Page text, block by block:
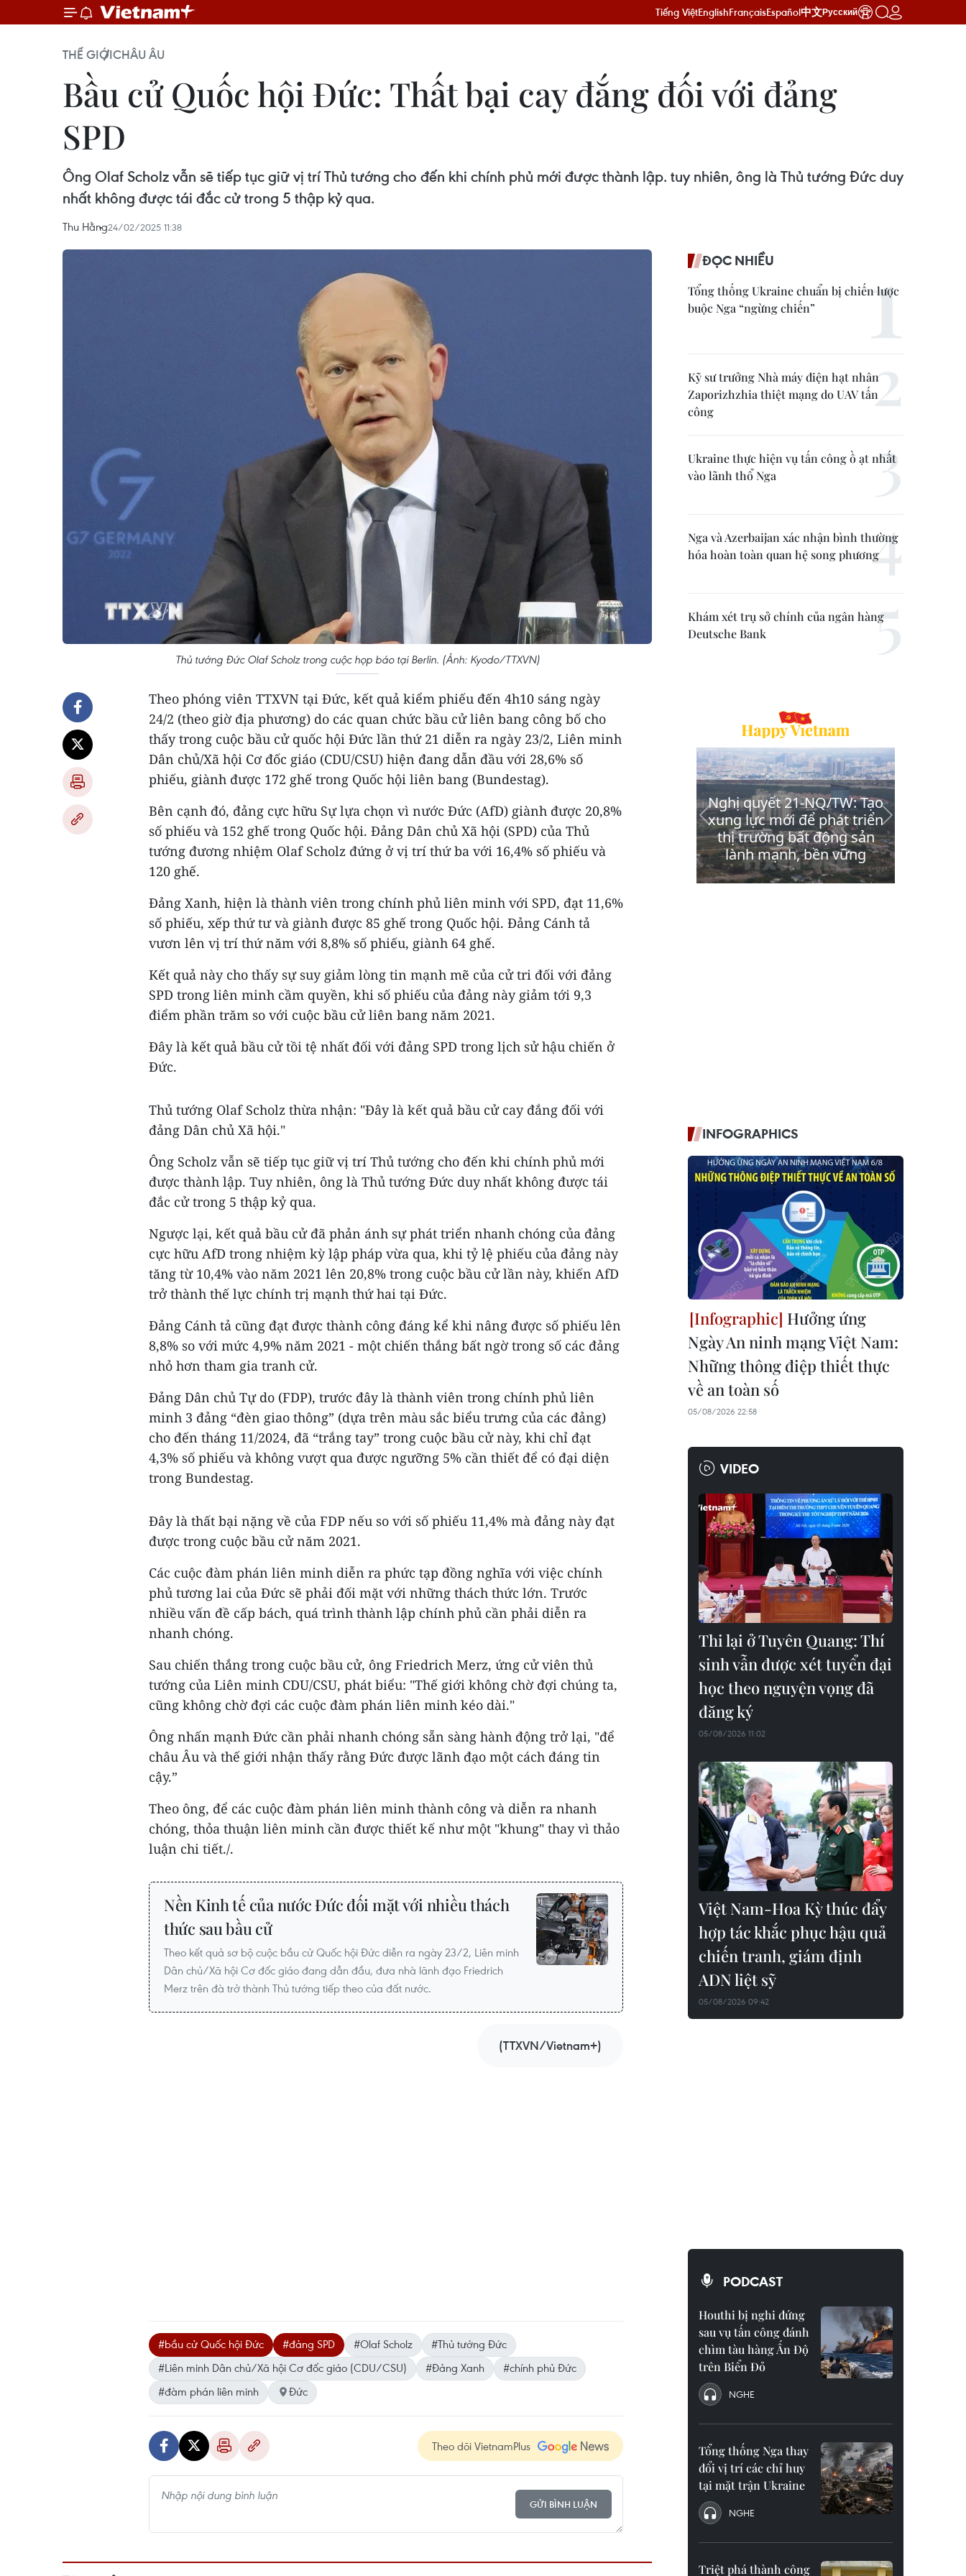
Tiếng ViệtEnglishFrançaisEspañol中文Русский
THẾ GIỚICHÂU ÂU
Bầu cử Quốc hội Đức: Thất bại cay đắng đối với đảng
SPD
Ông Olaf Scholz vẫn sẽ tiếp tục giữ vị trí Thủ tướng cho đến khi chính phủ mới được thành lập. tuy nhiên, ông là Thủ tướng Đức duy
nhất không được tái đắc cử trong 5 thập kỷ qua.
Thu Hằng24/02/2025 11:38
Thủ tướng Đức Olaf Scholz trong cuộc họp báo tại Berlin. (Ảnh: Kyodo/TTXVN)
Theo phóng viên TTXVN tại Đức, kết quả kiểm phiếu đến 4h10 sáng ngày
24/2 (theo giờ địa phương) do các quan chức bầu cử liên bang công bố cho
thấy trong cuộc bầu cử quốc hội Đức lần thứ 21 diễn ra ngày 23/2, Liên minh
Dân chủ/Xã hội Cơ đốc giáo (CDU/CSU) hiện đang dẫn đầu với 28,6% số
phiếu, giành được 172 ghế trong Quốc hội liên bang (Bundestag).
Bên cạnh đó, đảng cực hữu Sự lựa chọn vì nước Đức (AfD) giành được 20,8%
số phiếu và 152 ghế trong Quốc hội. Đảng Dân chủ Xã hội (SPD) của Thủ
tướng đương nhiệm Olaf Scholz đứng ở vị trí thứ ba với 16,4% số phiếu và
120 ghế.
Đảng Xanh, hiện là thành viên trong chính phủ liên minh với SPD, đạt 11,6%
số phiếu, xếp thứ tư và giành được 85 ghế trong Quốc hội. Đảng Cánh tả
vươn lên vị trí thứ năm với 8,8% số phiếu, giành 64 ghế.
Kết quả này cho thấy sự suy giảm lòng tin mạnh mẽ của cử tri đối với đảng
SPD trong liên minh cầm quyền, khi số phiếu của đảng này giảm tới 9,3
điểm phần trăm so với cuộc bầu cử liên bang năm 2021.
Đây là kết quả bầu cử tồi tệ nhất đối với đảng SPD trong lịch sử hậu chiến ở
Đức.
Thủ tướng Olaf Scholz thừa nhận: "Đây là kết quả bầu cử cay đắng đối với
đảng Dân chủ Xã hội."
Ông Scholz vẫn sẽ tiếp tục giữ vị trí Thủ tướng cho đến khi chính phủ mới
được thành lập. Tuy nhiên, ông là Thủ tướng Đức duy nhất không được tái
đắc cử trong 5 thập kỷ qua.
Ngược lại, kết quả bầu cử đã phản ánh sự phát triển nhanh chóng của đảng
cực hữu AfD trong nhiệm kỳ lập pháp vừa qua, khi tỷ lệ phiếu của đảng này
tăng từ 10,4% vào năm 2021 lên 20,8% trong cuộc bầu cử lần này, khiến AfD
trở thành thế lực chính trị mạnh thứ hai tại Đức.
Đảng Cánh tả cũng đạt được thành công đáng kể khi nâng được số phiếu lên
8,8% so với mức 4,9% năm 2021 - một chiến thắng bất ngờ trong số các đảng
nhỏ hơn tham gia tranh cử.
Đảng Dân chủ Tự do (FDP), trước đây là thành viên trong chính phủ liên
minh 3 đảng “đèn giao thông” (dựa trên màu sắc biểu trưng của các đảng)
cho đến tháng 11/2024, đã “trắng tay” trong cuộc bầu cử này, khi chỉ đạt
4,3% số phiếu và không vượt qua được ngưỡng 5% cần thiết để có đại diện
trong Bundestag.
Đây là thất bại nặng về của FDP nếu so với số phiếu 11,4% mà đảng này đạt
được trong cuộc bầu cử năm 2021.
Các cuộc đàm phán liên minh diễn ra phức tạp đồng nghĩa với việc chính
phủ tương lai của Đức sẽ phải đối mặt với những thách thức lớn. Trước
nhiều vấn đề cấp bách, quá trình thành lập chính phủ cần phải diễn ra
nhanh chóng.
Sau chiến thắng trong cuộc bầu cử, ông Friedrich Merz, ứng cử viên thủ
tướng của Liên minh CDU/CSU, phát biểu: "Thế giới không chờ đợi chúng ta,
cũng không chờ đợi các cuộc đàm phán liên minh kéo dài."
Ông nhấn mạnh Đức cần phải nhanh chóng sẵn sàng hành động trở lại, "để
châu Âu và thế giới nhận thấy rằng Đức được lãnh đạo một cách đáng tin
cậy.”
Theo ông, để các cuộc đàm phán liên minh thành công và diễn ra nhanh
chóng, thỏa thuận liên minh cần được thiết kế như một "khung" thay vì thảo
luận chi tiết./.
Nền Kinh tế của nước Đức đối mặt với nhiều thách
thức sau bầu cử
Theo kết quả sơ bộ cuộc bầu cử Quốc hội Đức diễn ra ngày 23/2, Liên minh
Dân chủ/Xã hội Cơ đốc giáo đang dẫn đầu, đưa nhà lãnh đạo Friedrich
Merz trên đà trở thành Thủ tướng tiếp theo của đất nước.
(TTXVN/Vietnam+)
#bầu cử Quốc hội Đức #đảng SPD #Olaf Scholz
#Thủ tướng Đức
#Liên minh Dân chủ/Xã hội Cơ đốc giáo (CDU/CSU)
#Đảng Xanh
#chính phủ Đức
#đàm phán liên minh
Đức
Theo dõi VietnamPlus
GỬI BÌNH LUẬN
ĐỌC NHIỀU
Tổng thống Ukraine chuẩn bị chiến lược
buộc Nga “ngừng chiến”
Kỹ sư trưởng Nhà máy điện hạt nhân
Zaporizhzhia thiệt mạng do UAV tấn
công
Ukraine thực hiện vụ tấn công ồ ạt nhất
vào lãnh thổ Nga
Nga và Azerbaijan xác nhận bình thường
hóa hoàn toàn quan hệ song phương
Khám xét trụ sở chính của ngân hàng
Deutsche Bank
INFOGRAPHICS
Hưởng ứng
Ngày An ninh mạng Việt Nam:
Những thông điệp thiết thực
về an toàn số
05/08/2026 22:58
VIDEO
Thi lại ở Tuyên Quang: Thí
sinh vẫn được xét tuyển đại
học theo nguyện vọng đã
đăng ký
05/08/2026 11:02
Việt Nam-Hoa Kỳ thúc đẩy
hợp tác khắc phục hậu quả
chiến tranh, giám định
ADN liệt sỹ
05/08/2026 09:42
PODCAST
Houthi bị nghi đứng
sau vụ tấn công đánh
chìm tàu hàng Ấn Độ
trên Biển Đỏ
NGHE
Tổng thống Nga thay
đổi vị trí các chỉ huy
tại mặt trận Ukraine
NGHE
Triệt phá thành công